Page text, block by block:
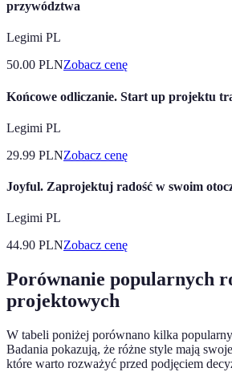
przywództwa
Legimi PL
50.00 PLNZobacz cenę
Końcowe odliczanie. Start up projektu
Legimi PL
29.99 PLNZobacz cenę
Joyful. Zaprojektuj radość w swoim
Legimi PL
44.90 PLNZobacz cenę
Porównanie popularnych
projektowych
W tabeli poniżej porównano kilka
Badania pokazują, że różne style mają
które warto rozważyć przed podjęciem